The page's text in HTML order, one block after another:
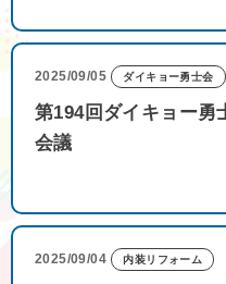
2025/09/05 ダイキョー勇士会
第194回ダイキョー勇
会議
2025/09/04 内装リフォーム